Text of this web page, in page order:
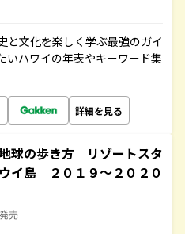
と文化を楽しく学ぶ最強のガイ
いハワイの年表やキーワード集
詳細を見る
球の歩き方 リゾートスタ
イ島 ２０１９～２０２０
売